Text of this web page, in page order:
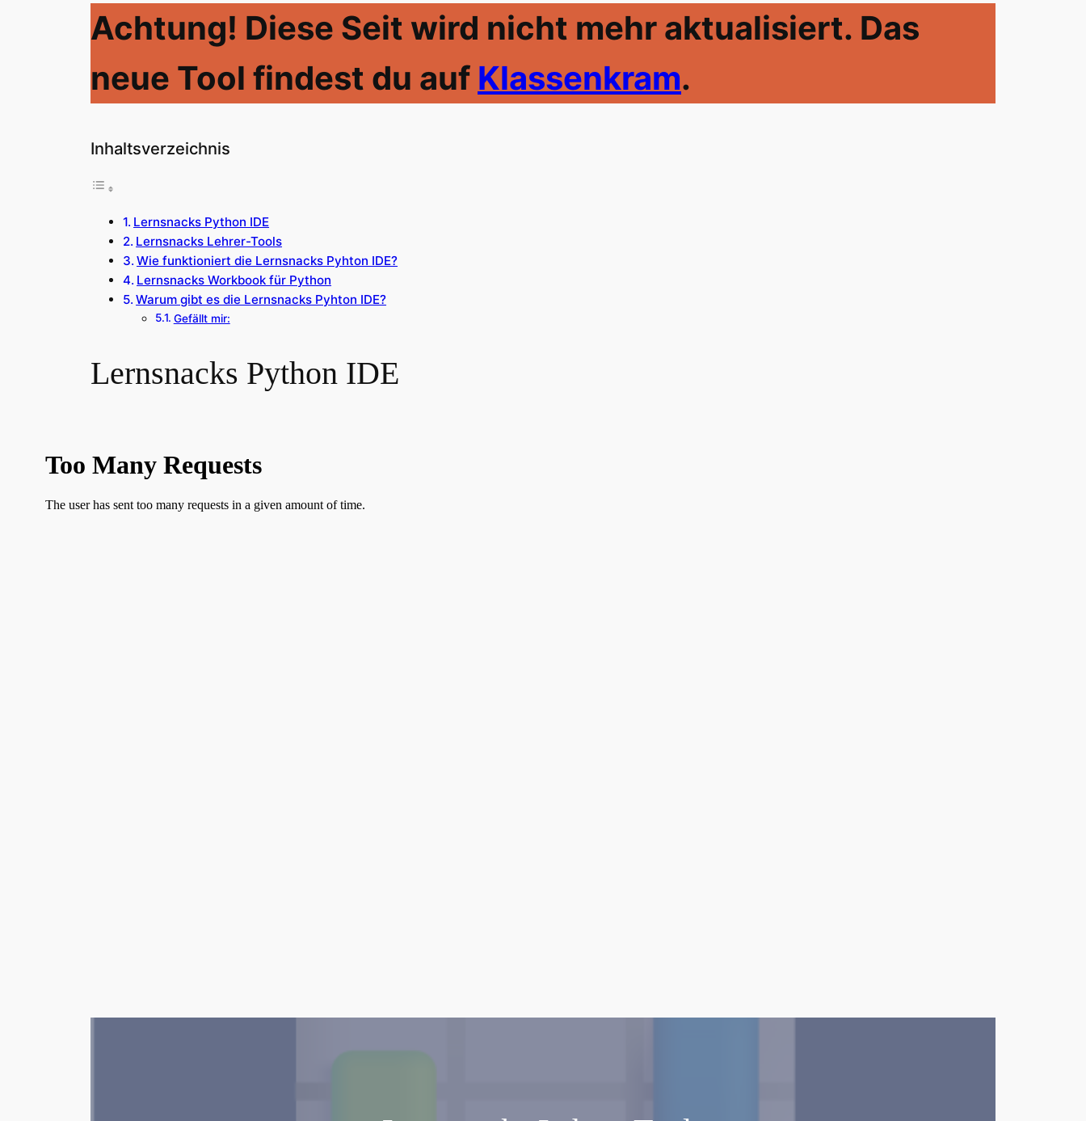
Achtung! Diese Seit wird nicht mehr aktualisiert. Das
neue Tool findest du auf Klassenkram.
Inhaltsverzeichnis
Lernsnacks Python IDE
Lernsnacks Lehrer-Tools
Wie funktioniert die Lernsnacks Pyhton IDE?
Lernsnacks Workbook für Python
Warum gibt es die Lernsnacks Pyhton IDE?
Gefällt mir:
Lernsnacks Python IDE